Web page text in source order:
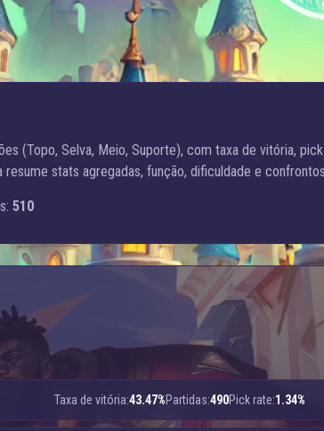
(Topo, Selva, Meio, Suporte), com taxa de vitória,
stats agregadas, função, dificuldade e
510
Taxa de vitória:43.47%Partidas:490Pick rate:1.34%